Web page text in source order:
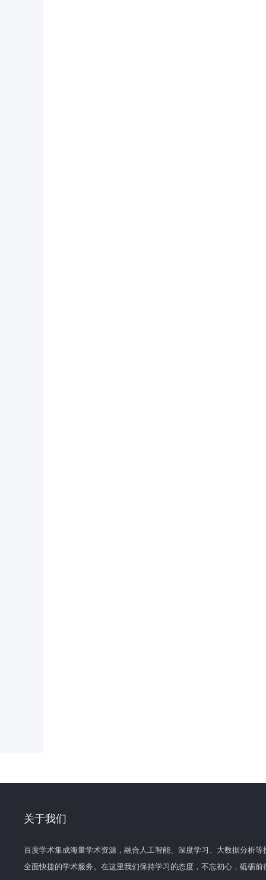
关于我们
百度学术集成海量学术资源，融合人工智能、深度学习、大数据分析
全面快捷的学术服务。在这里我们保持学习的态度，不忘初心，砥砺前